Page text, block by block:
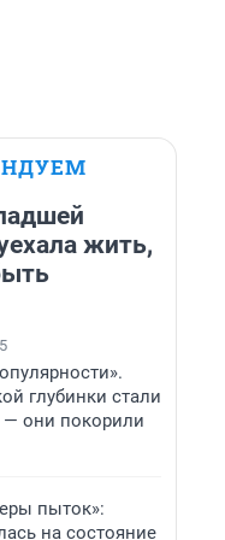
жить,
5
глубинки стали
— они покорили
пыток»:
на состояние